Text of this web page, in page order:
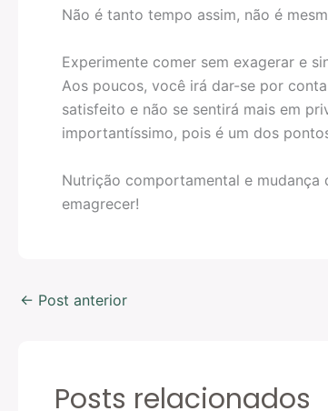
Não é tanto tempo assim, não é
Experimente comer sem exagerar e
Aos poucos, você irá dar-se por
satisfeito e não se sentirá mais em
importantíssimo, pois é um dos
Nutrição comportamental e mudança
emagrecer!
← Post anterior
Posts relacionados